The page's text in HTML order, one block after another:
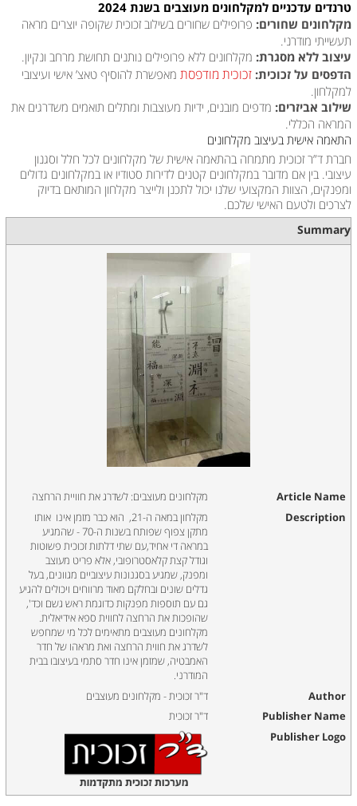
טרנדים עדכניים למקלחונים מעוצבים בשנת 2024
מקלחונים שחורים: פרופילים שחורים בשילוב זכוכית שקופה יוצרים מראה
תעשייתי מודרני.
עיצוב ללא מסגרת: מקלחונים ללא פרופילים נותנים תחושת מרחב ונקיון.
הדפסים על זכוכית: זכוכית מודפסתמאפשרת להוסיף טאצ’ אישי ועיצובי
למקלחון.
שילוב אביזרים: מדפים מובנים, ידיות מעוצבות ומתלים תואמים משדרגים את
המראה הכללי.
התאמה אישית בעיצוב מקלחונים
חברת ד”ר זכוכית מתמחה בהתאמה אישית של מקלחונים לכל חלל וסגנון
עיצובי. בין אם מדובר במקלחונים קטנים לדירות סטודיו או במקלחונים גדולים
ומפנקים, הצוות המקצועי שלנו יכול לתכנן ולייצר מקלחון המותאם בדיוק
לצרכים ולטעם האישי שלכם.
Summary
Article Name מקלחונים מעוצבים: לשדרג את חוויית הרחצה
Description
מקלחון במאה ה-21, הוא כבר מזמן אינו אותו
מתקן צפוף שפותח בשנות ה-70 - שהמגיע
במראה די אחיד,עם שתי דלתות זכוכית פשוטות
וגודל קצת קלאסטרופובי, אלא פריט מעוצב
ומפנק, שמגיע בסגנונות עיצוביים מגוונים, בעל
גדלים שונים ובחלקם מאוד מרווחים ויכולים להגיע
גם עם תוספות מפנקות כדוגמת ראש גשם וכד',
שהופכות את הרחצה לחווית ספא אידיאלית.
מקלחונים מעוצבים מתאימים לכל מי שמחפש
לשדרג את חווית הרחצה ואת מראהו של חדר
האמבטיה, שמזמן אינו חדר סתמי בעיצובו בבית
המודרני.
Author ד"ר זכוכית - מקלחונים מעוצבים
Publisher Name ד"ר זכוכית
Publisher Logo